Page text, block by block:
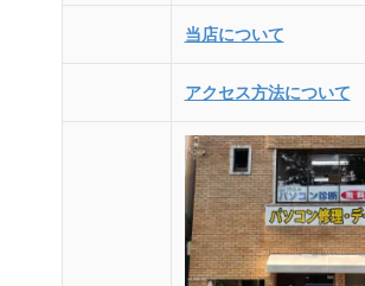
当店について
アクセス方法について